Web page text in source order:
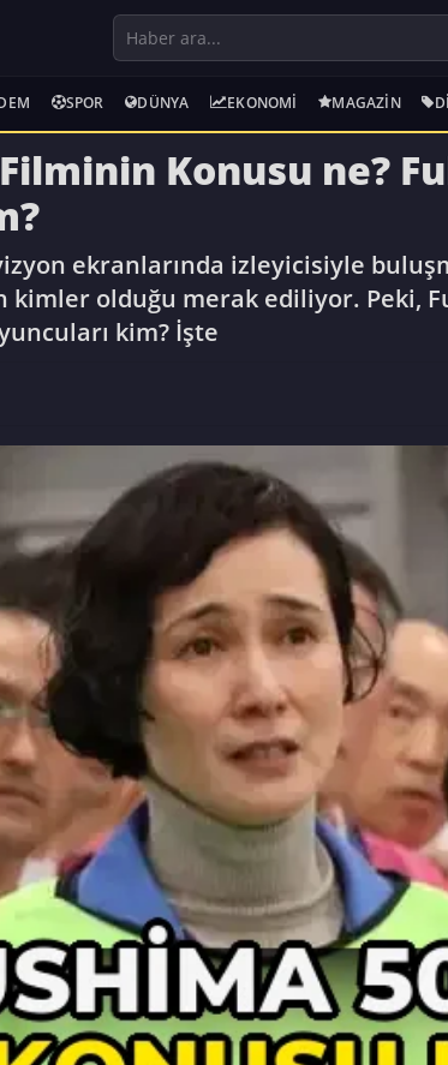
SPOR DÜNYA EKONOMI MAGAZIN
Konusu ne?
ekranlarında izleyicisiyle
kimler olduğu merak ediliyor. Peki,
kim? İşte